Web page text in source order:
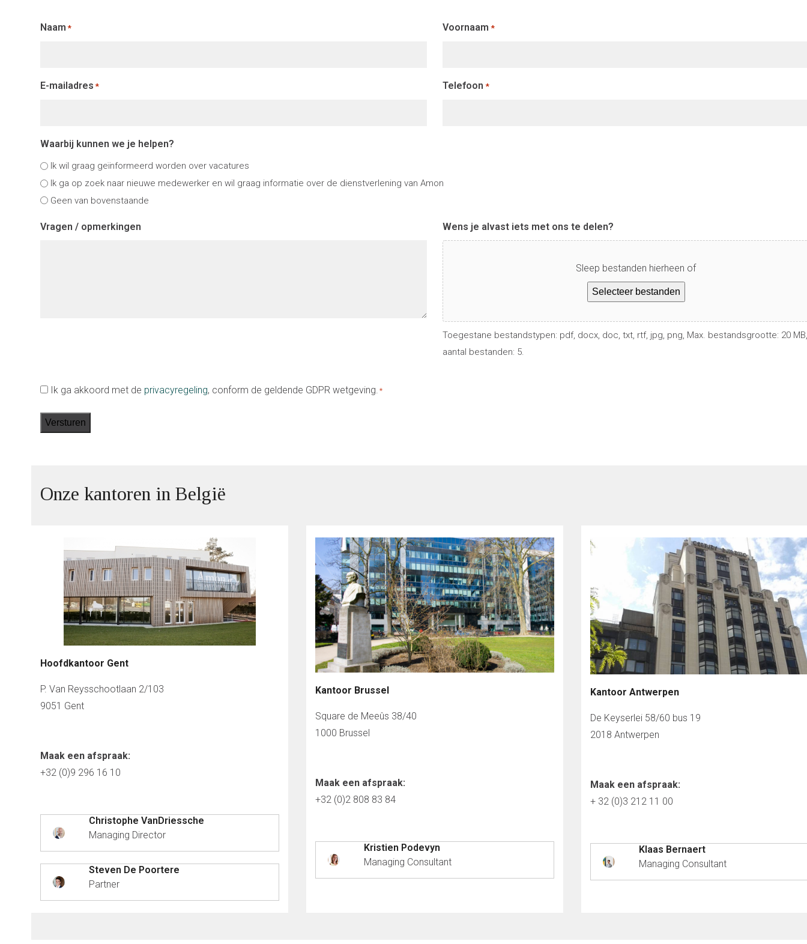
Naam * Voornaam *
E-mailadres * Telefoon *
Waarbij kunnen we je helpen?
Ik wil graag geïnformeerd worden over vacatures
Ik ga op zoek naar nieuwe medewerker en wil graag informatie over de dienstverlening van Amon
Geen van bovenstaande
Vragen / opmerkingen Wens je alvast iets met ons te delen?
Sleep bestanden hierheen of
Selecteer bestanden
Toegestane bestandstypen: pdf, docx, doc, txt, rtf, jpg, png, Max. bestandsgrootte: 20
aantal bestanden: 5.
Toestemming
Ik ga akkoord met de privacyregeling, conform de geldende GDPR wetgeving. *
Onze kantoren in België
Hoofdkantoor Gent
P. Van Reysschootlaan 2/103
9051 Gent
Maak een afspraak:
+32 (0)9 296 16 10
Christophe VanDriessche
Managing Director
Steven De Poortere
Partner
Kantoor Brussel
Square de Meeûs 38/40
1000 Brussel
Maak een afspraak:
+32 (0)2 808 83 84
Kristien Podevyn
Managing Consultant
Kantoor Antwerpen
De Keyserlei 58/60 bus 19
2018 Antwerpen
Maak een afspraak:
+ 32 (0)3 212 11 00
Klaas Bernaert
Managing Consultant